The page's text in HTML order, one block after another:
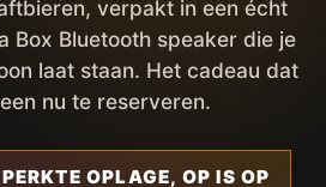
verpakt in een écht
Box Bluetooth speaker die je
laat staan. Het cadeau dat
nu te reserveren.
OPLAGE, OP IS OP